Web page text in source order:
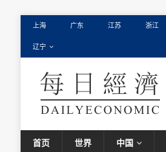
上海 广东 江苏 浙江
辽宁
首页 世界 中国